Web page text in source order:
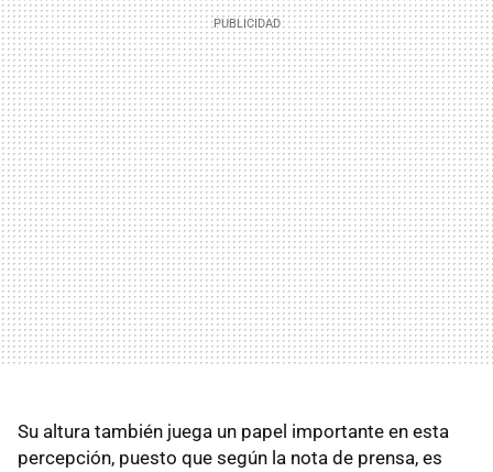
Su altura también juega un papel importante en esta
percepción, puesto que según la nota de prensa, es